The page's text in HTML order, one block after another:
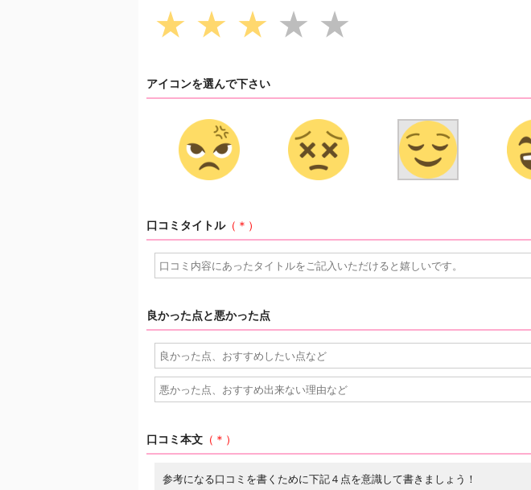
★ ★ ★ ★ ★
アイコンを選んで下さい
口コミタイトル（＊）
良かった点と悪かった点
口コミ本文 （＊）
参考になる口コミを書くために下記４点を意識して書きましょう！